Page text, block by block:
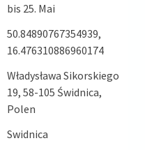
bis 25. Mai
50.84890767354939,
16.476310886960174
Władysława Sikorskiego
19, 58-105 Świdnica,
Polen
Swidnica